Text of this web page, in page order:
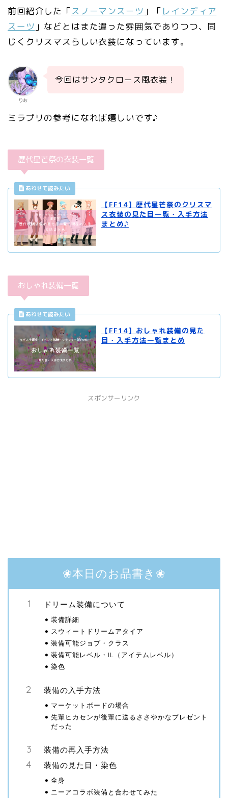
前回紹介した「スノーマンスーツ 」「 レインディア
スーツ 」などとはまた違った雰囲気でありつつ、同
じくクリスマスらしい衣装になっています。
りお
今回はサンタクロース風衣装！
ミラプリの参考になれば嬉しいです♪
歴代星芒祭の衣装一覧
【FF14】歴代星芒祭のクリスマ
ス衣装の見た目一覧・入手方法
まとめ♪
おしゃれ装備一覧
【FF14】おしゃれ装備の見た
目・入手方法一覧まとめ
スポンサーリンク
❀本日のお品書き❀
ドリーム装備について
装備詳細
スウィートドリームアタイア
装備可能ジョブ・クラス
装備可能レベル・IL（アイテムレベル）
染色
装備の入手方法
マーケットボードの場合
先輩ヒカセンが後輩に送るささやかなプレゼント
だった
装備の再入手方法
装備の見た目・染色
全身
ニーアコラボ装備と合わせてみた